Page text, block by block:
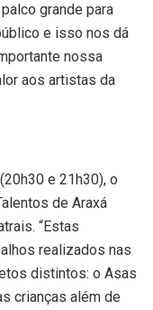
grande para
e isso nos dá
nossa
aos artistas da
e 21h30), o
de Araxá
“Estas
realizados nas
distintos: o Asas
crianças além de